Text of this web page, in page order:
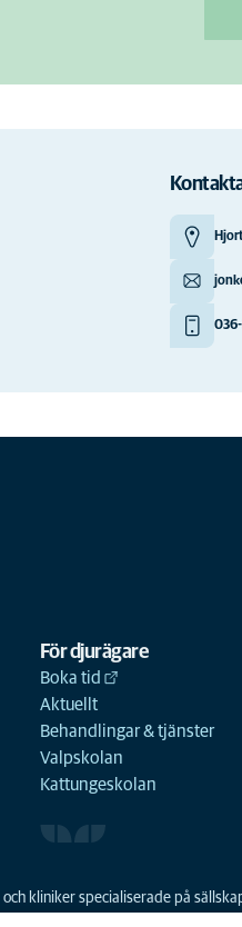
036-
För djurägare
Boka tid
Aktuellt
Behandlingar & tjänster
Valpskolan
Kattungeskolan
kliniker specialiserade på